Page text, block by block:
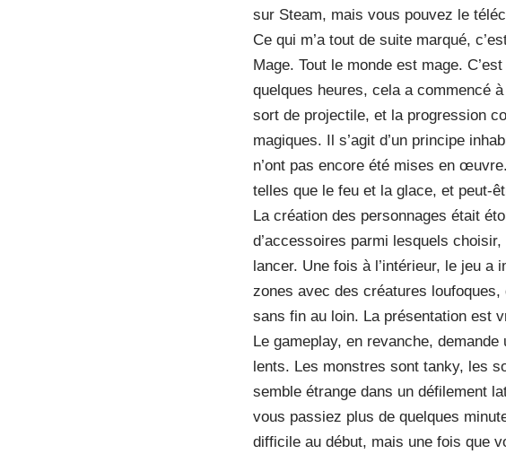
sur Steam, mais vous pouvez le
Ce qui m’a tout de suite marqué,
Mage. Tout le monde est mage.
quelques heures, cela a commencé
sort de projectile, et la progression
magiques. Il s’agit d’un principe
n’ont pas encore été mises en
telles que le feu et la glace, et peut-
La création des personnages était
d’accessoires parmi lesquels
lancer. Une fois à l’intérieur, le jeu a
zones avec des créatures
sans fin au loin. La présentation est
Le gameplay, en revanche,
lents. Les monstres sont tanky, les
semble étrange dans un défilement
vous passiez plus de quelques
difficile au début, mais une fois que